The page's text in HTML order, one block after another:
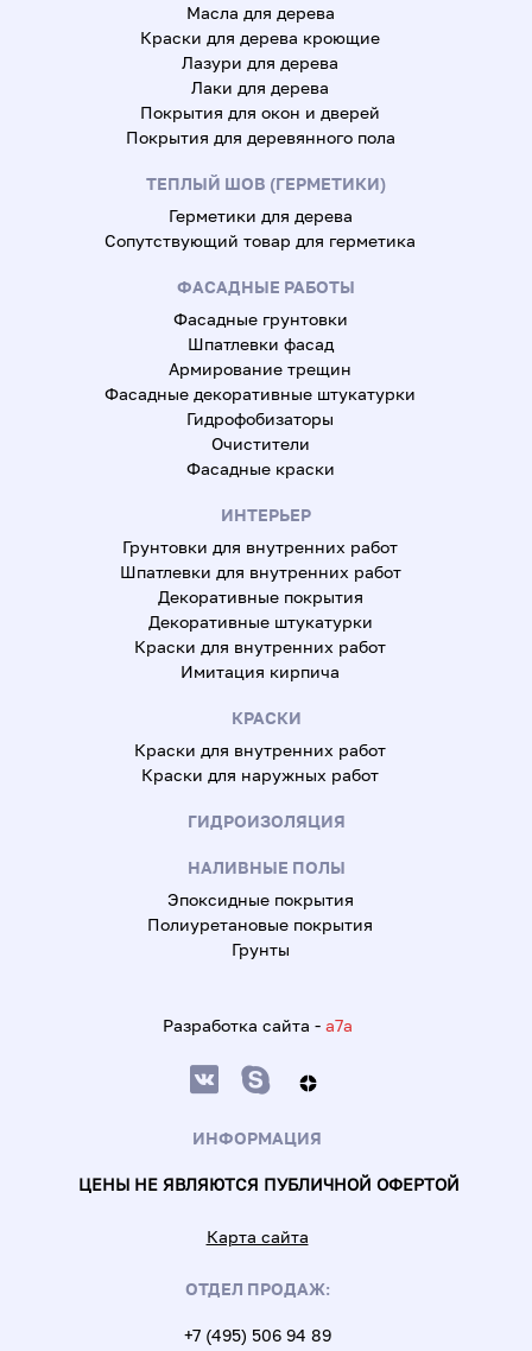
Масла для дерева
Краски для дерева кроющие
Лазури для дерева
Лаки для дерева
Покрытия для окон и дверей
Покрытия для деревянного пола
ТЕПЛЫЙ ШОВ (ГЕРМЕТИКИ)
Герметики для дерева
Сопутствующий товар для герметика
ФАСАДНЫЕ РАБОТЫ
Фасадные грунтовки
Шпатлевки фасад
Армирование трещин
Фасадные декоративные штукатурки
Гидрофобизаторы
Очистители
Фасадные краски
ИНТЕРЬЕР
Грунтовки для внутренних работ
Шпатлевки для внутренних работ
Декоративные покрытия
Декоративные штукатурки
Краски для внутренних работ
Имитация кирпича
КРАСКИ
Краски для внутренних работ
Краски для наружных работ
ГИДРОИЗОЛЯЦИЯ
НАЛИВНЫЕ ПОЛЫ
Эпоксидные покрытия
Полиуретановые покрытия
Грунты
Разработка сайта - a7a
ИНФОРМАЦИЯ
ЦЕНЫ НЕ ЯВЛЯЮТСЯ ПУБЛИЧНОЙ ОФЕРТОЙ
Карта сайта
ОТДЕЛ ПРОДАЖ:
+7 (495) 506 94 89